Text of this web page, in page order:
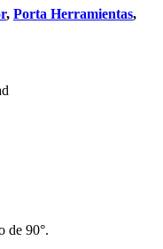
, Porta Herramientas,
de 90°.